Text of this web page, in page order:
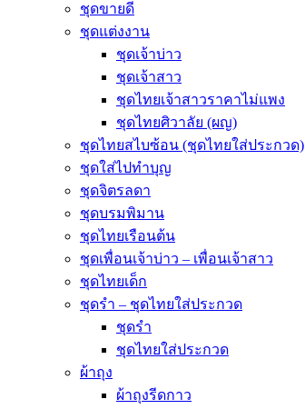
ชุดขายดี
ชุดแต่งงาน
ชุดเจ้าบ่าว
ชุดเจ้าสาว
ชุดไทยเจ้าสาวราคาไม่แพง
ชุดไทยศิวาลัย (ผญ)
ชุดไทยสไบซ้อน (ชุดไทยใส่ประกวด)
ชุดใส่ไปทำบุญ
ชุดจิตรลดา
ชุดบรมพิมาน
ชุดไทยเรือนต้น
ชุดเพื่อนเจ้าบ่าว – เพื่อนเจ้าสาว
ชุดไทยเด็ก
ชุดรำ – ชุดไทยใส่ประกวด
ชุดรำ
ชุดไทยใส่ประกวด
ผ้าถุง
ผ้าถุงรีดกาว